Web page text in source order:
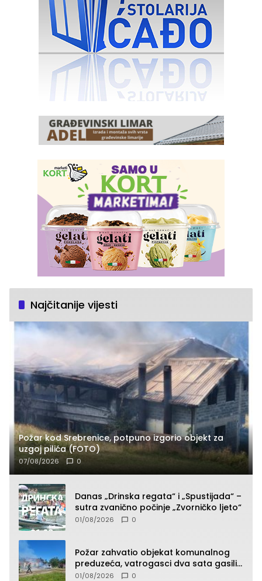
Najčitanije vijesti
Požar kod Srebrenice, potpuno izgorio objekt za
uzgoj pilića (FOTO)
07/08/2026 0
Danas „Drinska regata“ i „Spustijada“ –
sutra zvanično počinje „Zvorničko ljeto“
01/08/2026 0
Požar zahvatio objekat komunalnog
preduzeća, vatrogasci dva sata gasili
vatru (FOTO)
01/08/2026 0